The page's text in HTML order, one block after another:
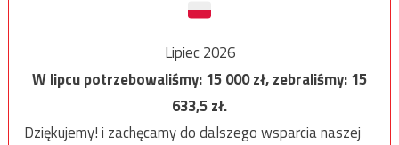
Lipiec 2026
W lipcu potrzebowaliśmy:15 000zł, zebraliśmy:15
633,5zł.
Dziękujemy! i zachęcamy do dalszego wsparcia naszej